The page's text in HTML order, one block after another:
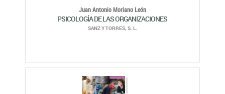
Juan Antonio Moriano León
PSICOLOGÍA DE LAS ORGANIZACIONES
SANZ Y TORRES, S. L.